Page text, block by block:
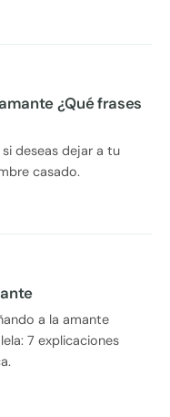
¿Qué frases
deseas dejar a tu
casado.
a la amante
7 explicaciones